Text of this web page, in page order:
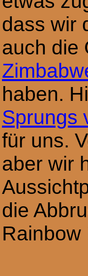
dass wir
auch die
haben.
Sprungs
für uns.
aber wir
die
Rainbow